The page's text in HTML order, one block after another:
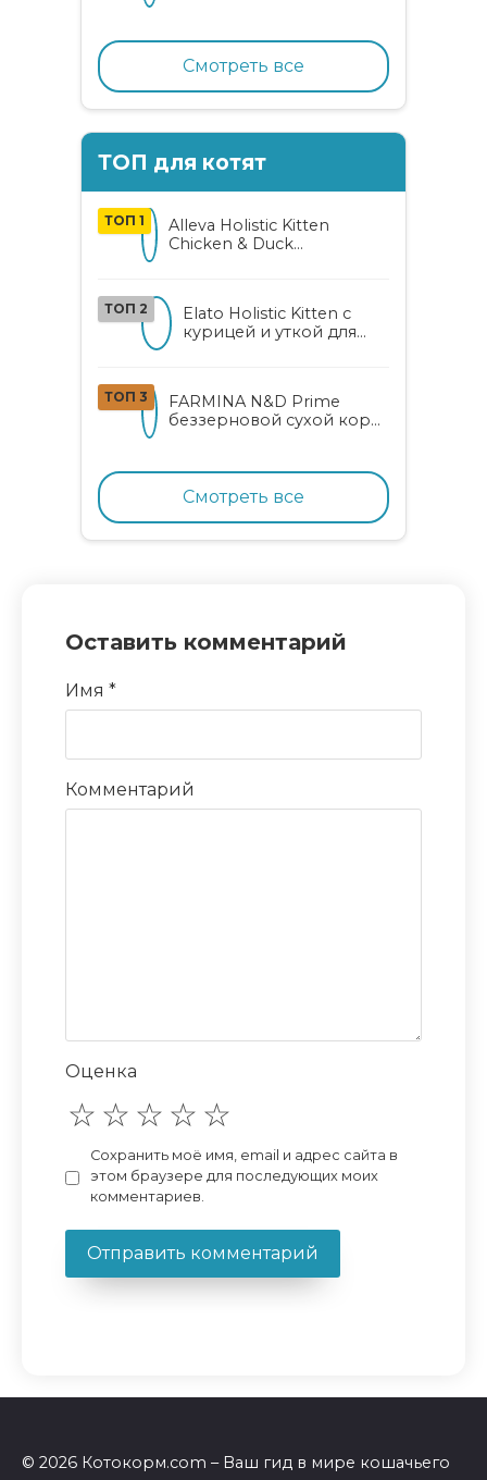
ягодами и овощами
Смотреть все
ТОП для котят
ТОП 1
Alleva Holistic Kitten
Chicken & Duck
ТОП 2
Elato Holistic Kitten с
курицей и уткой для
ТОП 3
FARMINA N&D Prime
беззерновой сухой корм
курицей и гранатом
Смотреть все
Оставить комментарий
Имя *
Комментарий
Оценка
Сохранить моё имя, email и адрес сайта в
этом браузере для последующих моих
комментариев.
© 2026 Котокорм.com – Ваш гид в мире кошачьего